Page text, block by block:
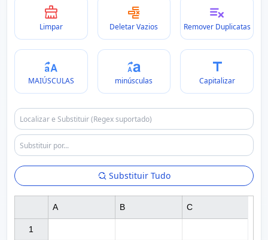
Limpar Deletar Vazios Remover Duplicatas
MAIÚSCULAS minúsculas Capitalizar
Substituir Tudo
1
A B C